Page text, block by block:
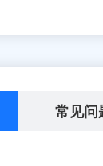
常见问